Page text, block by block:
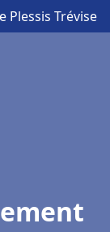
Plessis Trévise